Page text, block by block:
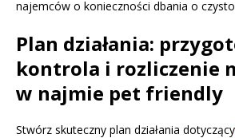
najemców o konieczności dbania o
Plan działania:
kontrola i rozliczenie
w najmie pet friendly
Stwórz skuteczny plan działania dotyczący